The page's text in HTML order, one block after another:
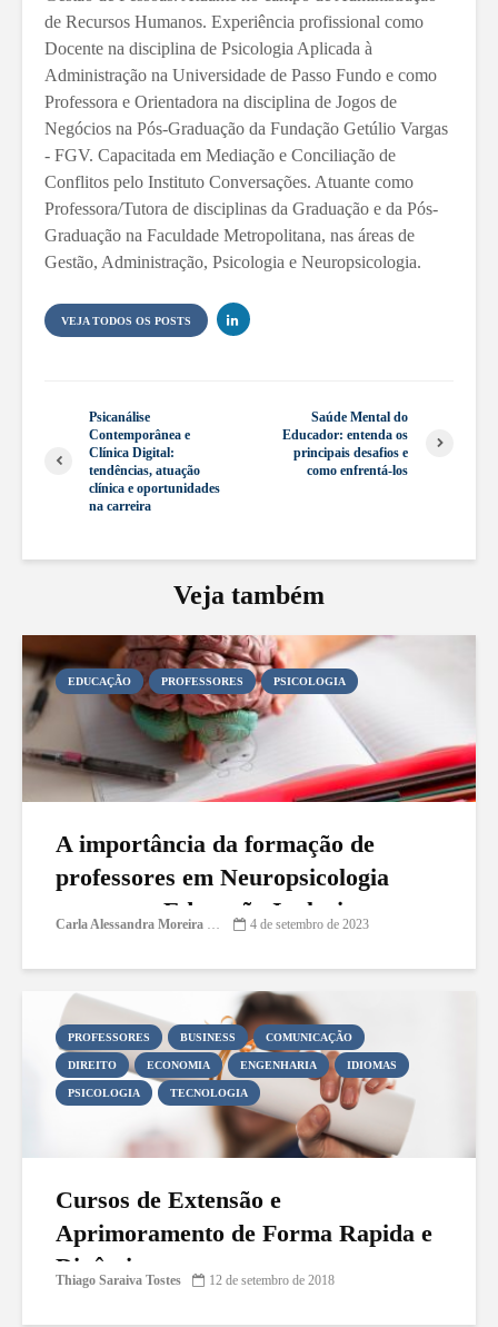
de Recursos Humanos. Experiência profissional como
Docente na disciplina de Psicologia Aplicada à
Administração na Universidade de Passo Fundo e como
Professora e Orientadora na disciplina de Jogos de
Negócios na Pós-Graduação da Fundação Getúlio Vargas
- FGV. Capacitada em Mediação e Conciliação de
Conflitos pelo Instituto Conversações. Atuante como
Professora/Tutora de disciplinas da Graduação e da Pós-
Graduação na Faculdade Metropolitana, nas áreas de
Gestão, Administração, Psicologia e Neuropsicologia.
VEJA TODOS OS POSTS
Psicanálise
Contemporânea e
Clínica Digital:
tendências, atuação
clínica e oportunidades
na carreira
Saúde Mental do
Educador: entenda os
principais desafios e
como enfrentá-los
Veja também
EDUCAÇÃO PROFESSORES PSICOLOGIA
A importância da formação de
professores em Neuropsicologia
para uma Educação Inclusiva
Carla Alessandra Moreira Damasceno 4 de setembro de 2023
PROFESSORES BUSINESS COMUNICAÇÃO
DIREITO ECONOMIA ENGENHARIA IDIOMAS
PSICOLOGIA TECNOLOGIA
Cursos de Extensão e
Aprimoramento de Forma Rapida e
Dinâmica
Thiago Saraiva Tostes 12 de setembro de 2018